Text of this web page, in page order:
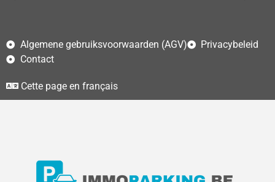
Algemene gebruiksvoorwaarden (AGV)
Privacybeleid
Contact
Cette page en français